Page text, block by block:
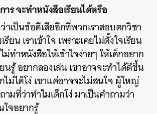
าร จะทำหนังสือเรียนได้หรือ
าเป็นข้อดีเสียอีกที่พวกเราสอบตกวิชา
น เราเข้าใจ เพราะเคยไม่ตั้งใจเรียน
ม่ทำหนังสือให้เข้าใจง่ายๆ ให้เด็กอยาก
นรู้ อยากลองเล่น เขาอาจจะทำได้ดีขึ้น
ม่ได้โง่ เขาแค่อาจจะไม่สนใจ ผู้ใหญ่
มที่ว่าทำไมเด็กโง่ มาเป็นคำถามว่า
ใจอยากรู้